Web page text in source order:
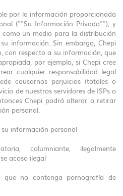
por la información proporcionada
(""Su Información Privada""), y
un medio para la distribución
información. Sin embargo, Chepi
con respecto a su información, que
por ejemplo, si Chepi cree
cualquier responsabilidad legal
causarnos perjuicios (totales o
de nuestros servidores de ISPs o
Chepi podrá alterar o retirar
personal.
información personal
calumniante, ilegalmente
acoso ilegal
no contenga pornografía de